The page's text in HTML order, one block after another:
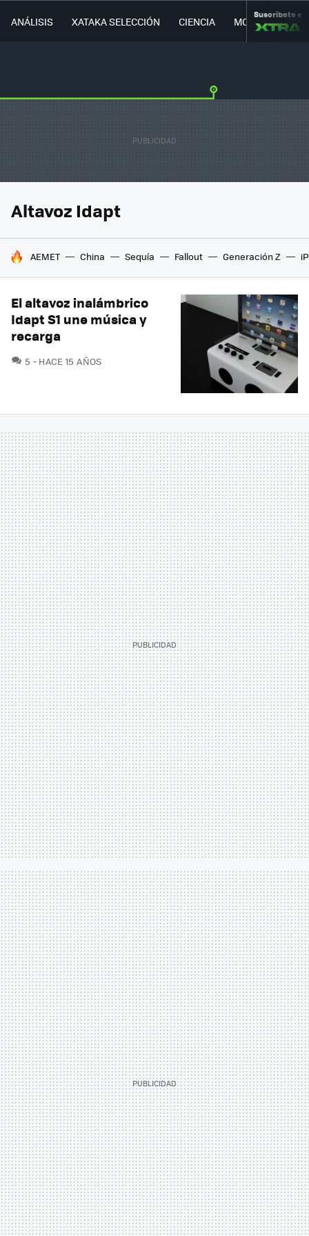
ANÁLISIS XATAKA SELECCIÓN CIENCIA MOVILIDAD
Suscríbete a
Altavoz Idapt
HOY SE HABLA DE
AEMET China Sequía Fallout Generación Z
El altavoz inalámbrico
Idapt S1 une música y
recarga
5 COMENTARIOS
HACE 15 AÑOS